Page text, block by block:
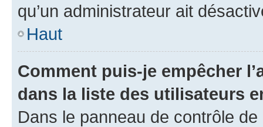
qu’un administrateur ait
Haut
Comment puis-je empêcher
dans la liste des utilisateurs
Dans le panneau de contrôle